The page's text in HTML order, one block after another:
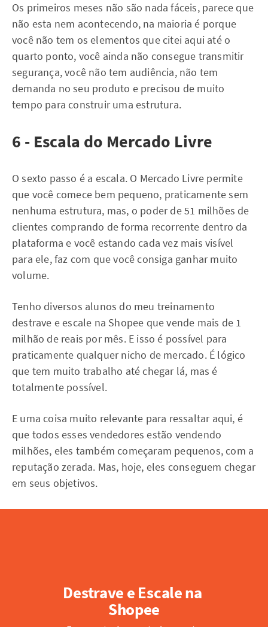
Os primeiros meses não são nada fáceis, parece que
não esta nem acontecendo, na maioria é porque
você não tem os elementos que citei aqui até o
quarto ponto, você ainda não consegue transmitir
segurança, você não tem audiência, não tem
demanda no seu produto e precisou de muito
tempo para construir uma estrutura.
6 - Escala do Mercado Livre
O sexto passo é a escala. O Mercado Livre permite
que você comece bem pequeno, praticamente sem
nenhuma estrutura, mas, o poder de 51 milhões de
clientes comprando de forma recorrente dentro da
plataforma e você estando cada vez mais visível
para ele, faz com que você consiga ganhar muito
volume.
Tenho diversos alunos do meu treinamento
destrave e escale na Shopee que vende mais de 1
milhão de reais por mês. E isso é possível para
praticamente qualquer nicho de mercado. É lógico
que tem muito trabalho até chegar lá, mas é
totalmente possível.
E uma coisa muito relevante para ressaltar aqui, é
que todos esses vendedores estão vendendo
milhões, eles também começaram pequenos, com a
reputação zerada. Mas, hoje, eles conseguem chegar
em seus objetivos.
Destrave e Escale na
Shopee